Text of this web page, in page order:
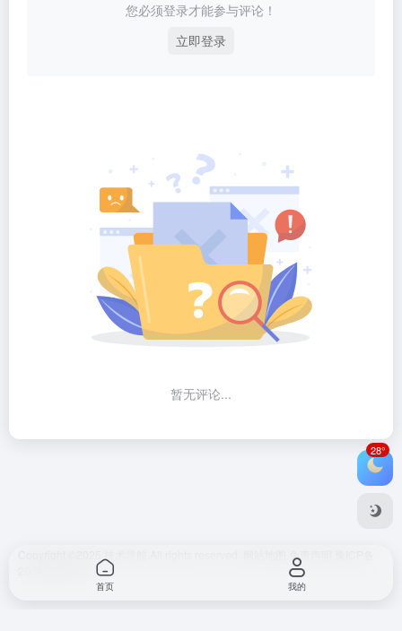
您必须登录才能参与评论！
立即登录
暂无评论...
免责声明
28°
首页 我的